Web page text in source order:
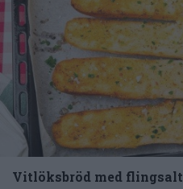
Vitlöksbröd med flingsalt